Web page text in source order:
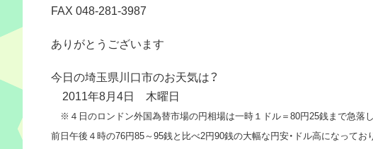
FAX 048-281-3987
ありがとうございます
今日の埼玉県川口市のお天気は？
2011年8月4日 木曜日
※４日のロンドン外国為替市場の円相場は一時１ドル＝80円25銭まで急落し
前日午後４時の76円85～95銭と比べ2円90銭の大幅な円安・ドル高になってお